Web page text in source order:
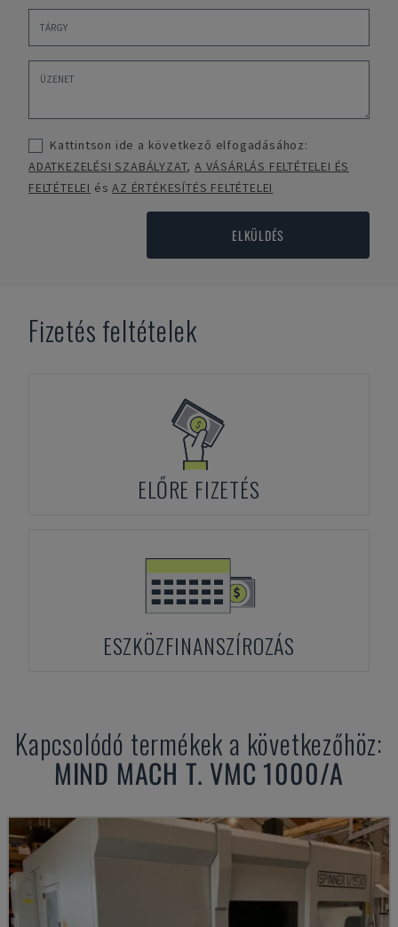
Kattintson ide a következő elfogadásához:
ADATKEZELÉSI SZABÁLYZAT,A VÁSÁRLÁS FELTÉTELEI ÉS
FELTÉTELEI ésAZ ÉRTÉKESÍTÉS FELTÉTELEI
ELKÜLDÉS
Fizetés feltételek
ELŐRE FIZETÉS
ESZKÖZFINANSZÍROZÁS
Kapcsolódó termékek a következőhöz:
MIND MACH T. VMC 1000/A